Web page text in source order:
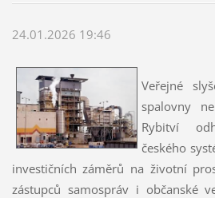
24.01.2026 19:46
Veřejné
spalovny
Rybitví
českého
investičních záměrů na životní
zástupců samospráv i občanské